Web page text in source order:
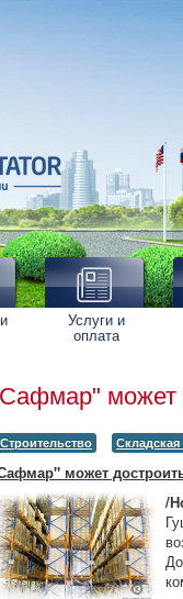
Услуги и
оплата
может
Строительство
может
/